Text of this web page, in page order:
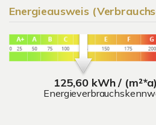
Energieausweis
125,60 kWh / (m²*a)